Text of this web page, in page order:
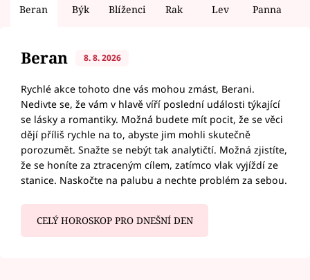
Beran Býk Blíženci Rak Lev Panna
Beran 8. 8. 2026
Rychlé akce tohoto dne vás mohou zmást, Berani.
Nedivte se, že vám v hlavě víří poslední události týkající
se lásky a romantiky. Možná budete mít pocit, že se věci
dějí příliš rychle na to, abyste jim mohli skutečně
porozumět. Snažte se nebýt tak analytičtí. Možná zjistíte,
že se honíte za ztraceným cílem, zatímco vlak vyjíždí ze
stanice. Naskočte na palubu a nechte problém za sebou.
CELÝ HOROSKOP PRO DNEŠNÍ DEN